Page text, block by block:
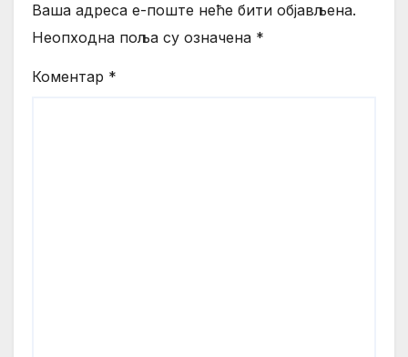
Ваша адреса е-поште неће бити објављена.
Неопходна поља су означена *
Коментар *